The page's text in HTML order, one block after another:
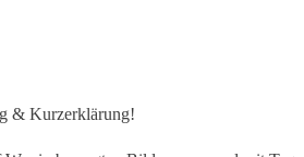
& Kurzerklärung!